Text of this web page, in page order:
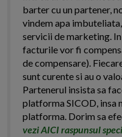
barter cu un partener,
vindem apa
servicii de marketing.
facturile vor fi
de compensare).
sunt curente si au o
Partenerul insista sa
platforma SICOD, insa
platforma. Dorim sa
vezi AICI raspunsul